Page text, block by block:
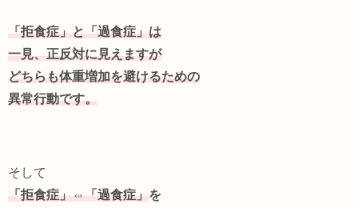
「拒食症」と「過食症」は
一見、正反対に見えますが
どちらも体重増加を避けるための
異常行動です。
そして
「拒食症」⇔「過食症」を